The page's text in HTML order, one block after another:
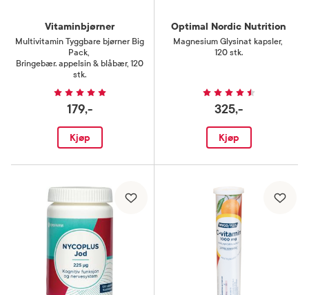
Vitaminbjørner
Multivitamin Tyggbare bjørner Big
Pack,
Bringebær. appelsin & blåbær, 120
stk.
179,-
Kjøp
Optimal Nordic Nutrition
Magnesium Glysinat kapsler,
120 stk.
325,-
Kjøp